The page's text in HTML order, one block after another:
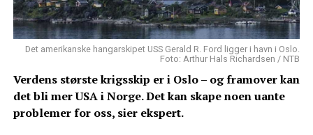
Det amerikanske hangarskipet USS Gerald R. Ford ligger i havn i Oslo.
Foto: Arthur Hals Richardsen / NTB
Verdens største krigsskip er i Oslo – og framover kan
det bli mer USA i Norge. Det kan skape noen uante
problemer for oss, sier ekspert.